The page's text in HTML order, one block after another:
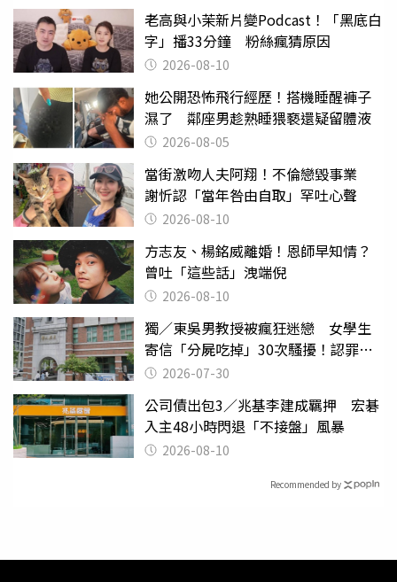
老高與小茉新片變Podcast！「黑底白
字」播33分鐘 粉絲瘋猜原因
2026-08-10
她公開恐怖飛行經歷！搭機睡醒褲子
濕了 鄰座男趁熟睡猥褻還疑留體液
2026-08-05
當街激吻人夫阿翔！不倫戀毀事業
謝忻認「當年咎由自取」罕吐心聲
2026-08-10
方志友、楊銘威離婚！恩師早知情？
曾吐「這些話」洩端倪
2026-08-10
獨／東吳男教授被瘋狂迷戀 女學生
寄信「分屍吃掉」30次騷擾！認罪免
關 2026-07-30
公司債出包3／兆基李建成羈押 宏碁
入主48小時閃退「不接盤」風暴
2026-08-10
Recommended by